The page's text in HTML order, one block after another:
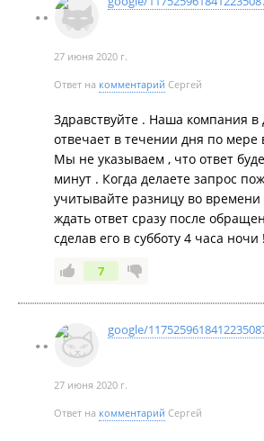
27 июня 2020 г.
Ответ на комментарий Сергей
Здравствуйте . Наша компания в
отвечает в течении дня по мере
Мы не указываем , что ответ
минут . Когда делаете запрос
учитывайте разницу во
ждать ответ сразу после
сделав его в субботу 4 часа ночи
7
google/
27 июня 2020 г.
Ответ на комментарий Сергей